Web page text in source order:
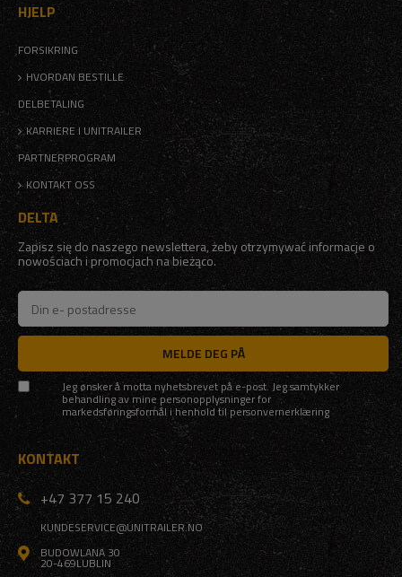
HJELP
FORSIKRING
HVORDAN BESTILLE
DELBETALING
KARRIERE I UNITRAILER
PARTNERPROGRAM
KONTAKT OSS
DELTA
Zapisz się do naszego newslettera, żeby otrzymywać informacje o
nowościach i promocjach na bieżąco.
MELDE DEG PÅ
Jeg ønsker å motta nyhetsbrevet på e-post. Jeg samtykker
behandling av mine personopplysninger for
markedsføringsformål i henhold til personvernerklæring
KONTAKT
+47 377 15 240
KUNDESERVICE@UNITRAILER.NO
BUDOWLANA 30
20-469LUBLIN